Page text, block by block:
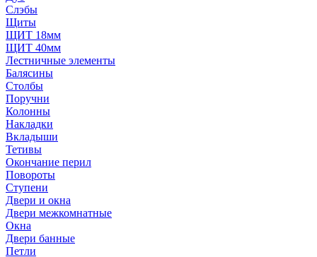
Слэбы
Щиты
ЩИТ 18мм
ЩИТ 40мм
Лестничные элементы
Балясины
Столбы
Поручни
Колонны
Накладки
Вкладыши
Тетивы
Окончание перил
Повороты
Ступени
Двери и окна
Двери межкомнатные
Окна
Двери банные
Петли